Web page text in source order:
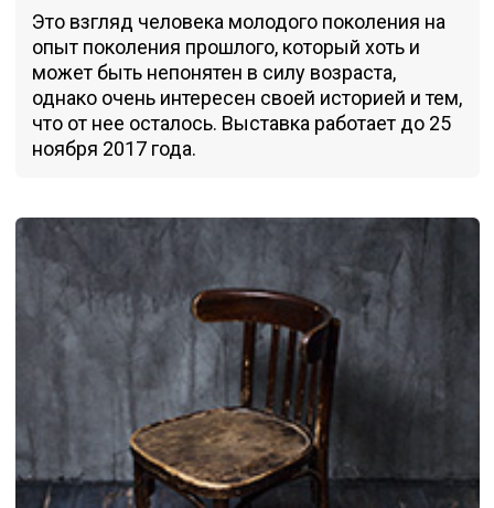
Это взгляд человека молодого поколения на
опыт поколения прошлого, который хоть и
может быть непонятен в силу возраста,
однако очень интересен своей историей и тем,
что от нее осталось. Выставка работает до 25
ноября 2017 года.